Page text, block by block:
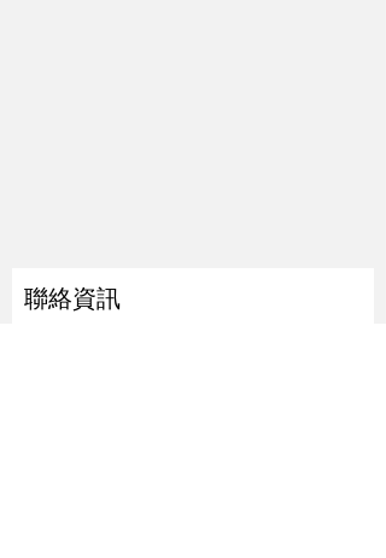
聯絡資訊